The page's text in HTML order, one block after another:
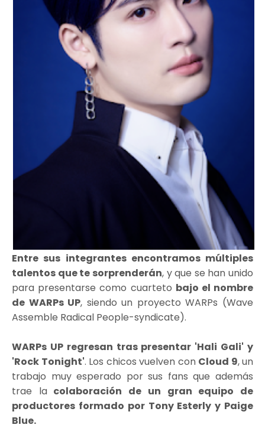
Entre sus integrantes encontramos múltiples
talentos que te sorprenderán, y que se han unido
para presentarse como cuarteto bajo el nombre
de WARPs UP, siendo un proyecto WARPs (Wave
Assemble Radical People-syndicate).
WARPs UP regresan tras presentar 'Hali Gali' y
'Rock Tonight'. Los chicos vuelven con Cloud 9, un
trabajo muy esperado por sus fans que además
trae lacolaboración de un gran equipo de
productores formado por Tony Esterly y Paige
Blue.